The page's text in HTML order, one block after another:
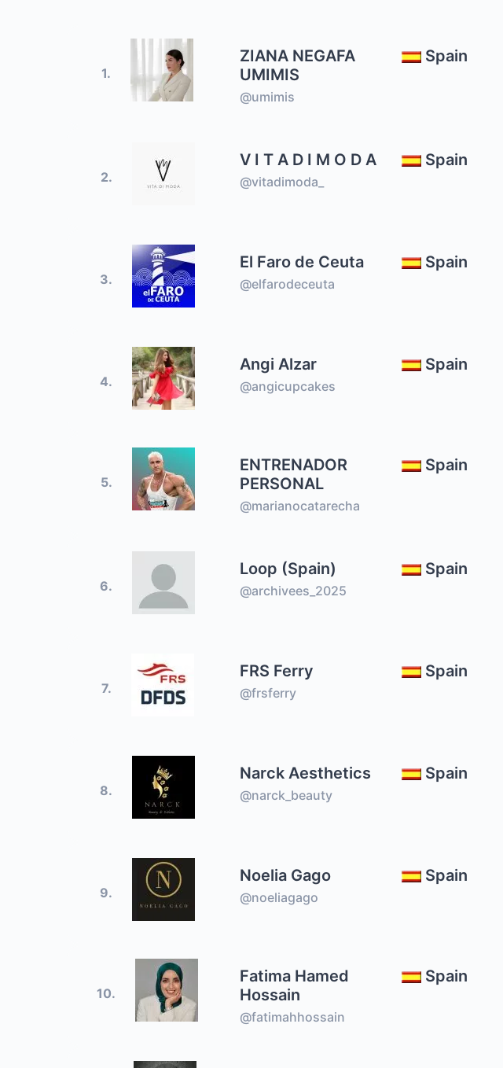
1.
ZIANA NEGAFA
UMIMIS
@umimis
Spain
2.
V I T A D I M O D A
@vitadimoda_
Spain
3.
El Faro de Ceuta
@elfarodeceuta
Spain
4.
Angi Alzar
@angicupcakes
Spain
5.
ENTRENADOR
PERSONAL
@marianocatarecha
Spain
6.
Loop (Spain)
@archivees_2025
Spain
7.
FRS Ferry
@frsferry
Spain
8.
Narck Aesthetics
@narck_beauty
Spain
9.
Noelia Gago
@noeliagago
Spain
10.
Fatima Hamed
Hossain
@fatimahhossain
Spain